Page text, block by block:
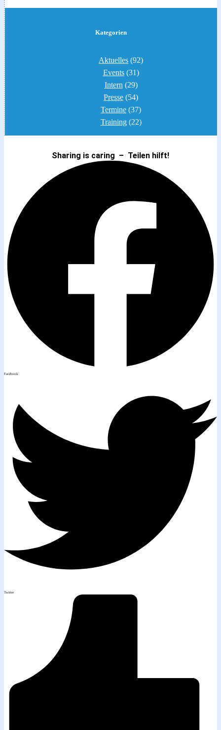
Kategorien
Aktuelles (92)
Events(31)
Intern (29)
Presse (54)
Termine (37)
Training(22)
Sharing is caring – Teilen hilft!
Facebook
Twitter